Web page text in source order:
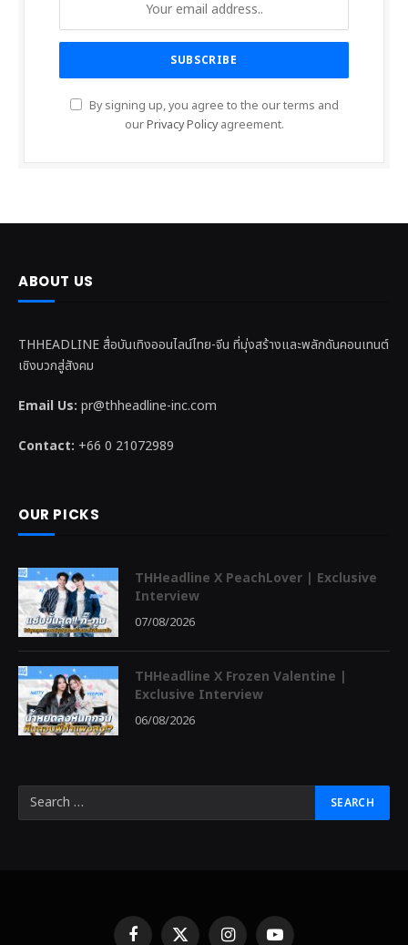
By signing up, you agree to the our terms and
ourPrivacy Policyagreement.
ABOUT US
THHEADLINE สื่อบันเทิงออนไลน์ไทย-จีน ที่มุ่งสร้างและพลักดันคอนเทนต์
เชิงบวกสู่สังคม
Email Us: pr@thheadline-inc.com
Contact: +66 0 21072989
OUR PICKS
THHeadline X PeachLover | Exclusive
Interview
07/08/2026
THHeadline X Frozen Valentine |
Exclusive Interview
06/08/2026